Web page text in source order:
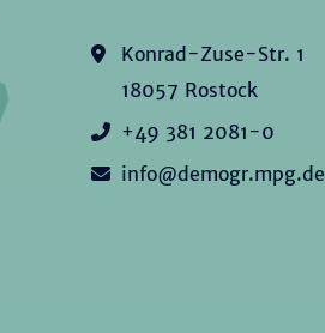
Konrad-Zuse-Str. 1
18057 Rostock
+49 381 2081-0
info@demogr.mpg.de